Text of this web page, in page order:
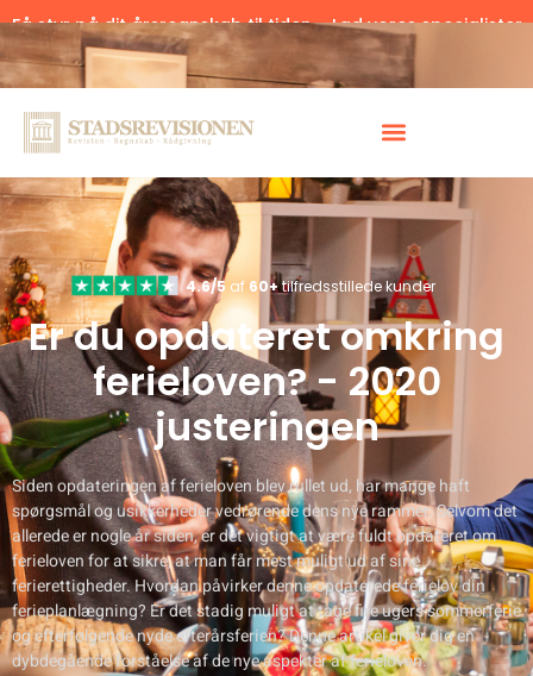
Få styr på dit årsregnskab til tiden – Lad vores specialister
hjælpe.
Klik her.
4.6/5 af 60+tilfredsstillede kunder
Er du opdateret omkring
ferieloven? - 2020
justeringen
Siden opdateringen af ferieloven blev rullet ud, har mange haft
spørgsmål og usikkerheder vedrørende dens nye rammer. Selvom det
allerede er nogle år siden, er det vigtigt at være fuldt opdateret om
ferieloven for at sikre, at man får mest muligt ud af sine
ferierettigheder. Hvordan påvirker denne opdaterede ferielov din
ferieplanlægning? Er det stadig muligt at tage fire ugers sommerferie
og efterfølgende nyde efterårsferien? Denne artikel giver dig en
dybdegående forståelse af de nye aspekter af ferieloven.